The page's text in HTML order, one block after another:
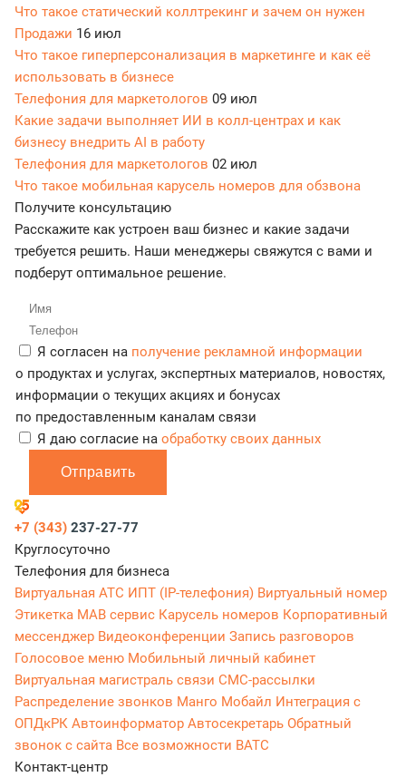
Что такое статический коллтрекинг и зачем он нужен
Продажи 16 июл
Что такое гиперперсонализация в маркетинге и как её
использовать в бизнесе
Телефония для маркетологов 09 июл
Какие задачи выполняет ИИ в колл-центрах и как
бизнесу внедрить AI в работу
Телефония для маркетологов 02 июл
Что такое мобильная карусель номеров для обзвона
Получите консультацию
Расскажите как устроен ваш бизнес и какие задачи
требуется решить. Наши менеджеры свяжутся с вами и
подберут оптимальное решение.
Я согласен на получение рекламной информации
о продуктах и услугах, экспертных материалов, новостях,
информации о текущих акциях и бонусах
по предоставленным каналам связи
Я даю согласие на обработку своих данных
Отправить
+7 (343) 237-27-77
Круглосуточно
Телефония для бизнеса
Виртуальная АТС ИПТ (IP-телефония) Виртуальный номер
Этикетка МАВ сервис Карусель номеров Корпоративный
мессенджер Видеоконференции Запись разговоров
Голосовое меню Мобильный личный кабинет
Виртуальная магистраль связи СМС-рассылки
Распределение звонков Манго Мобайл Интеграция с
ОПДкРК Автоинформатор Автосекретарь Обратный
звонок с сайта Все возможности ВАТС
Контакт-центр